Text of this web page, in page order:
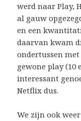
werd naar Play,
al gauw
en een
daarvan kwam
ondertussen
gewone play
interessant
Netflix dus.
We zijn ook